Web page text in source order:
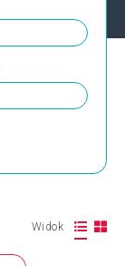
Widok